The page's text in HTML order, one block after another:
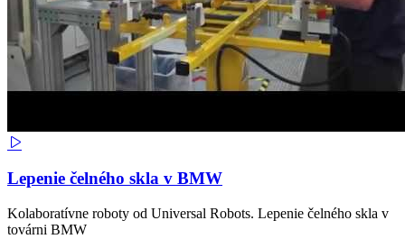
Lepenie čelného skla v BMW
Kolaboratívne roboty od Universal Robots. Lepenie čelného skla v
továrni BMW